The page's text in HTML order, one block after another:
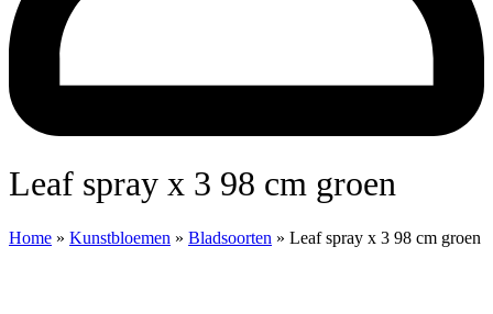
Leaf spray x 3 98 cm groen
Home » Kunstbloemen » Bladsoorten » Leaf spray x 3 98 cm groen